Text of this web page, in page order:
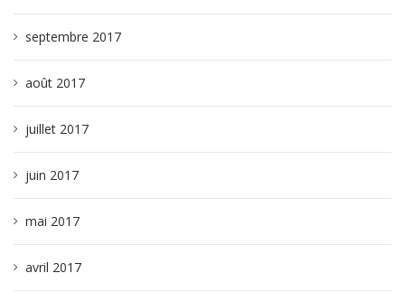
septembre 2017
août 2017
juillet 2017
juin 2017
mai 2017
avril 2017